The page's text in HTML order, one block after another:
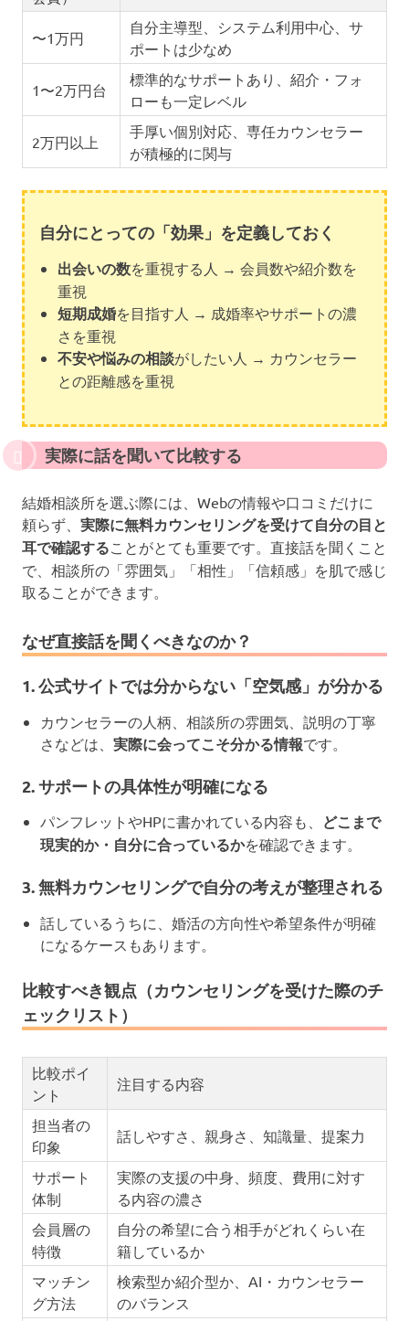
〜1万円
自分主導型、システム利用中心、サ
ポートは少なめ
1〜2万円台
標準的なサポートあり、紹介・フォ
ローも一定レベル
2万円以上
手厚い個別対応、専任カウンセラー
が積極的に関与
自分にとっての「効果」を定義しておく
出会いの数を重視する人 → 会員数や紹介数を
重視
短期成婚を目指す人 → 成婚率やサポートの濃
さを重視
不安や悩みの相談がしたい人 → カウンセラー
との距離感を重視
実際に話を聞いて比較する
結婚相談所を選ぶ際には、Webの情報や口コミだけに
頼らず、 実際に無料カウンセリングを受けて自分の目と
耳で確認する ことがとても重要です。直接話を聞くこと
で、相談所の「雰囲気」「相性」「信頼感」を肌で感じ
取ることができます。
なぜ直接話を聞くべきなのか？
1. 公式サイトでは分からない「空気感」が分かる
カウンセラーの人柄、相談所の雰囲気、説明の丁寧
さなどは、 実際に会ってこそ分かる情報です。
2. サポートの具体性が明確になる
パンフレットやHPに書かれている内容も、 どこまで
現実的か・自分に合っているかを確認できます。
3. 無料カウンセリングで自分の考えが整理される
話しているうちに、婚活の方向性や希望条件が明確
になるケースもあります。
比較すべき観点（カウンセリングを受けた際のチ
ェックリスト）
比較ポイ
ント
注目する内容
担当者の
印象
話しやすさ、親身さ、知識量、提案力
サポート
体制
実際の支援の中身、頻度、費用に対す
る内容の濃さ
会員層の
特徴
自分の希望に合う相手がどれくらい在
籍しているか
マッチン
グ方法
検索型か紹介型か、AI・カウンセラー
のバランス